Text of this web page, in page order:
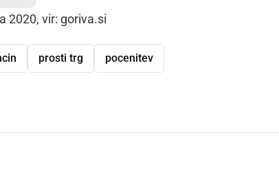
2020, vir: goriva.si
prosti trg pocenitev